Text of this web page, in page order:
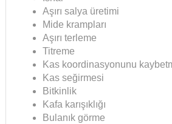
Aşırı salya üretimi
Mide krampları
Aşırı terleme
Titreme
Kas koordinasyonunu
Kas seğirmesi
Bitkinlik
Kafa karışıklığı
Bulanık görme